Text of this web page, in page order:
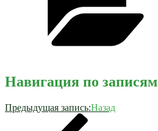
Навигация по записям
Предыдущая запись:Назад